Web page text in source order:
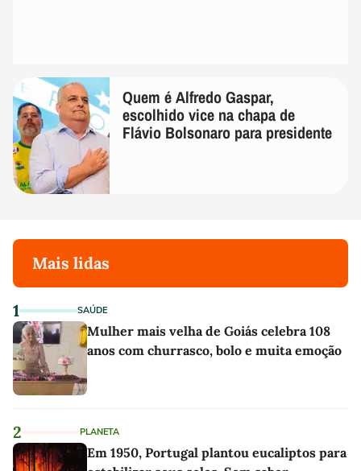
Quem é Alfredo Gaspar,
escolhido vice na chapa de
Flávio Bolsonaro para presidente
Mais lidas
1 SAÚDE
Mulher mais velha de Goiás celebra 108
anos com churrasco, bolo e muita emoção
2 PLANETA
Em 1950, Portugal plantou eucaliptos para